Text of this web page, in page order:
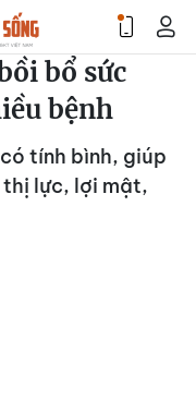
bổ sức
bệnh
tính bình, giúp
lực, lợi mật,